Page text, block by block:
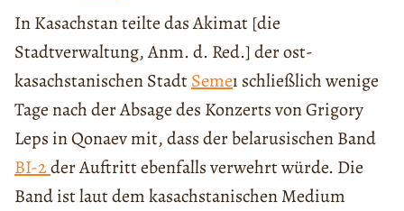
In Kasachstan teilte das Akimat [die
Stadtverwaltung, Anm. d. Red.] der ost-
kasachstanischen StadtSemeı schließlich wenige
Tage nach der Absage des Konzerts von Grigory
Leps in Qonaev mit, dass der belarusischen Band
BI-2der Auftritt ebenfalls verwehrt würde. Die
Band ist laut dem kasachstanischen Medium